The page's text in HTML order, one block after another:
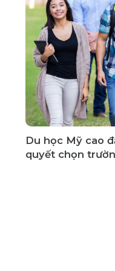
Du học Mỹ cao
quyết chọn